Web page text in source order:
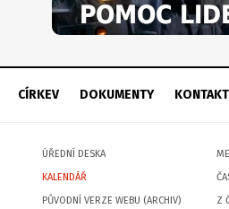
CÍRKEV DOKUMENTY
ÚŘEDNÍ DESKA
KALENDÁŘ
PŮVODNÍ VERZE WEBU (ARCHIV)
Z